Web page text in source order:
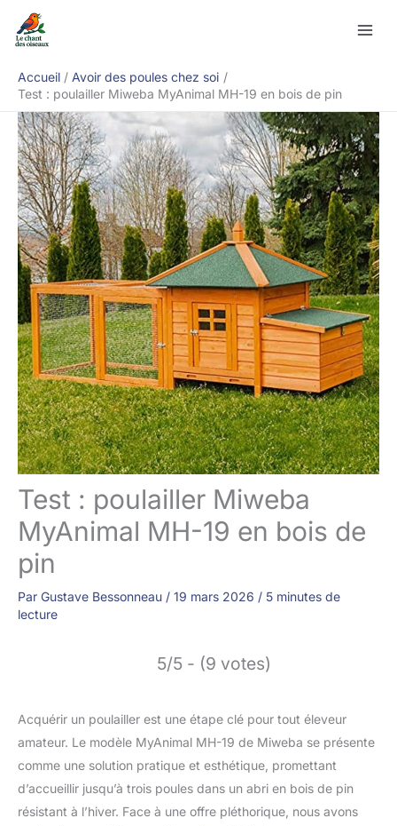
Accueil
Avoir des poules chez soi
Test : poulailler Miweba MyAnimal MH-19 en bois de pin
Test : poulailler Miweba
MyAnimal MH-19 en bois de
pin
Par Gustave Bessonneau / 19 mars 2026 / 5 minutes de
lecture
5/5 - (9 votes)
Acquérir un poulailler est une étape clé pour tout éleveur
amateur. Le modèle MyAnimal MH-19 de Miweba se présente
comme une solution pratique et esthétique, promettant
d’accueillir jusqu’à trois poules dans un abri en bois de pin
résistant à l’hiver. Face à une offre pléthorique, nous avons
Rechercher